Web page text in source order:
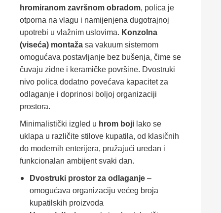
hromiranom završnom obradom, polica je
otporna na vlagu i namijenjena dugotrajnoj
upotrebi u vlažnim uslovima. Konzolna
(viseća) montaža sa vakuum sistemom
omogućava postavljanje bez bušenja, čime se
čuvaju zidne i keramičke površine. Dvostruki
nivo polica dodatno povećava kapacitet za
odlaganje i doprinosi boljoj organizaciji
prostora.
Minimalistički izgled u hrom boji lako se
uklapa u različite stilove kupatila, od klasičnih
do modernih enterijera, pružajući uredan i
funkcionalan ambijent svaki dan.
Dvostruki prostor za odlaganje –
omogućava organizaciju većeg broja
kupatilskih proizvoda